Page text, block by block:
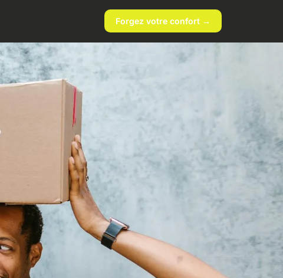
Forgez votre confort →